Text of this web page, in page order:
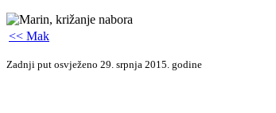
<< Mak
Zadnji put osvježeno 29. srpnja 2015. godine